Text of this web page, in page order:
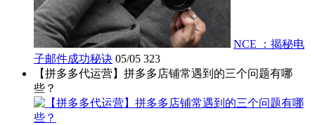
NCE ：揭秘电
子邮件成功秘诀 05/05 323
【拼多多代运营】拼多多店铺常遇到的三个问题有哪
些？